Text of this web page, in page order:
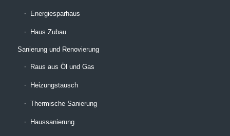
Energiesparhaus
Haus Zubau
Sanierung und Renovierung
Raus aus Öl und Gas
Heizungstausch
Thermische Sanierung
Haussanierung